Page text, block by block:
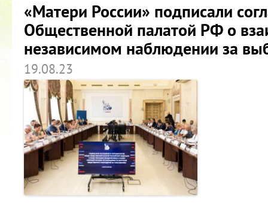
«Матери России» подписали
Общественной палатой РФ о
независимом наблюдении за
19.08.23